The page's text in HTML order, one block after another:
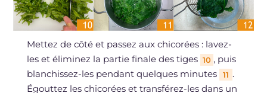
Mettez de côté et passez aux chicorées : lavez-
les et éliminez la partie finale des tiges 10 , puis
blanchissez-les pendant quelques minutes
11 .
Égouttez les chicorées et transférez-les dans un